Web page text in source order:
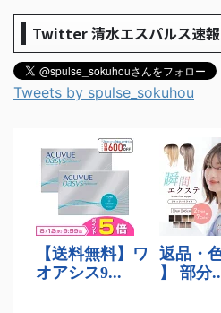
Twitter 清水エスパルス速報
Tweets by spulse_sokuhou